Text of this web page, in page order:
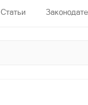
Статьи